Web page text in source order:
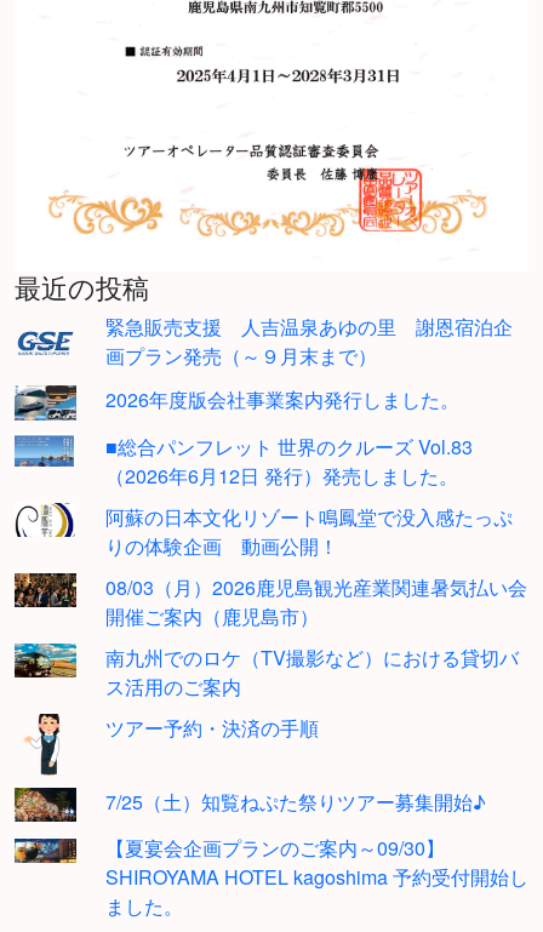
最近の投稿
緊急販売支援 人吉温泉あゆの里 謝恩宿泊企
画プラン発売（～９月末まで）
2026年度版会社事業案内発行しました。
■総合パンフレット 世界のクルーズ Vol.83
（2026年6月12日 発行）発売しました。
阿蘇の日本文化リゾート鳴鳳堂で没入感たっぷ
りの体験企画 動画公開！
08/03（月）2026鹿児島観光産業関連暑気払い会
開催ご案内（鹿児島市）
南九州でのロケ（TV撮影など）における貸切バ
ス活用のご案内
ツアー予約・決済の手順
7/25（土）知覧ねぷた祭りツアー募集開始♪
【夏宴会企画プランのご案内～09/30】
SHIROYAMA HOTEL kagoshima 予約受付開始し
ました。